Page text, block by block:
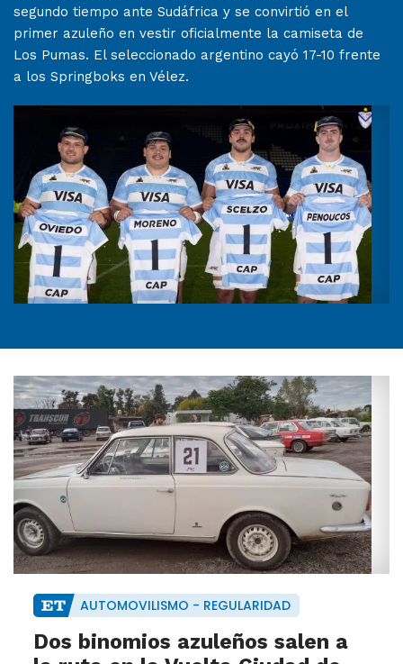
segundo tiempo ante Sudáfrica y se convirtió en el
primer azuleño en vestir oficialmente la camiseta de
Los Pumas. El seleccionado argentino cayó 17-10 frente
a los Springboks en Vélez.
AUTOMOVILISMO - REGULARIDAD
Dos binomios azuleños salen a